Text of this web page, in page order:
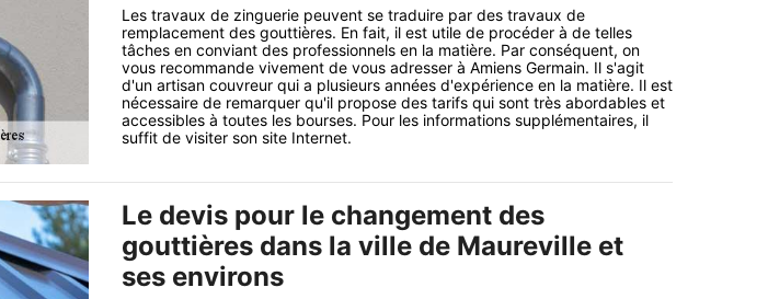
Les travaux de zinguerie peuvent se traduire par des travaux de
remplacement des gouttières. En fait, il est utile de procéder à de telles
tâches en conviant des professionnels en la matière. Par conséquent, on
vous recommande vivement de vous adresser à Amiens Germain. Il s'agit
d'un artisan couvreur qui a plusieurs années d'expérience en la matière. Il est
nécessaire de remarquer qu'il propose des tarifs qui sont très abordables et
accessibles à toutes les bourses. Pour les informations supplémentaires, il
suffit de visiter son site Internet.
Le devis pour le changement des
gouttières dans la ville de Maureville et
ses environs